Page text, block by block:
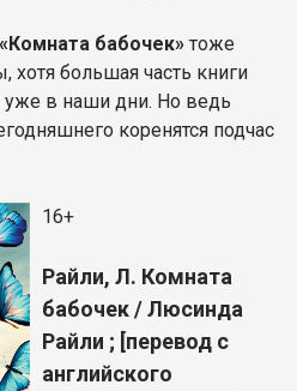
бабочек» тоже
хотя большая часть книги
в наши дни. Но ведь
коренятся подчас
16+
Райли, Л. Комната
бабочек / Люсинда
Райли ; [перевод с
английского